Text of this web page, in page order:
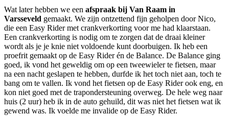
Wat later hebben we een afspraak bij Van Raam in
Varsseveld gemaakt. We zijn ontzettend fijn geholpen door Nico,
die een Easy Rider met crankverkorting voor me had klaarstaan.
Een crankverkorting is nodig om te zorgen dat de draai kleiner
wordt als je je knie niet voldoende kunt doorbuigen. Ik heb een
proefrit gemaakt op de Easy Rider én de Balance. De Balance ging
goed, ik vond het geweldig om op een tweewieler te fietsen, maar
na een nacht geslapen te hebben, durfde ik het toch niet aan, toch te
bang om te vallen. Ik vond het fietsen op de Easy Rider ook eng, en
kon niet goed met de trapondersteuning overweg. De hele weg naar
huis (2 uur) heb ik in de auto gehuild, dit was niet het fietsen wat ik
gewend was. Ik voelde me invalide op de Easy Rider.